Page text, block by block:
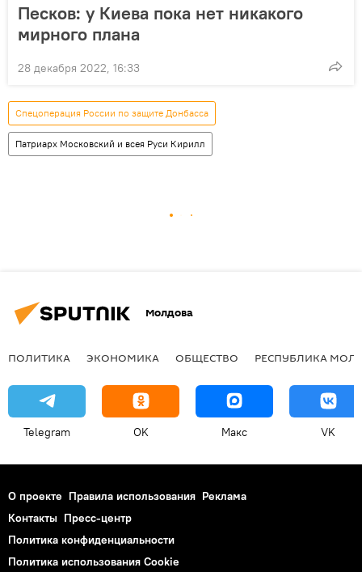
Песков: у Киева пока нет никакого
мирного плана
28 декабря 2022, 16:33
Спецоперация России по защите Донбасса
Патриарх Московский и всея Руси Кирилл
Молдова
ПОЛИТИКА ЭКОНОМИКА ОБЩЕСТВО РЕСПУБЛИКА
Telegram OK Макс VK
О проекте Правила использования Реклама
Контакты Пресс-центр
Политика конфиденциальности
Политика использования Cookie